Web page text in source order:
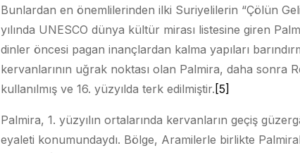
Bunlardan en önemlilerinden ilki Suriyelilerin “Çölün
yılında UNESCO dünya kültür mirası listesine giren
dinler öncesi pagan inançlardan kalma yapıları
kervanlarının uğrak noktası olan Palmira, daha sonra
kullanılmış ve 16. yüzyılda terk edilmiştir. [5]
Palmira, 1. yüzyılın ortalarında kervanların geçiş
eyaleti konumundaydı. Bölge, Aramilerle birlikte